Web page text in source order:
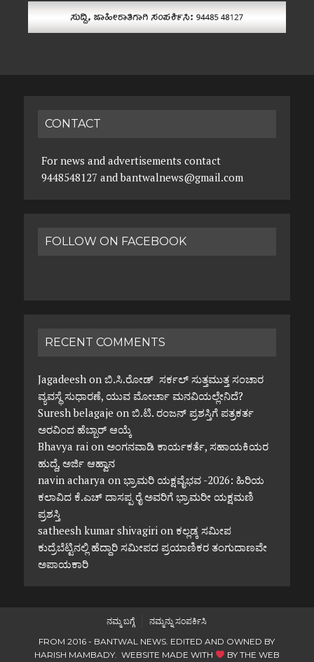
CONTACT
For news and advertisements contact
9448548127 and bantwalnews@gmail.com
FOLLOW ON FACEBOOK
RECENT COMMENTS
Jagadeeshon ಬಿ.ಸಿ.ರೋಡ್ ಸರ್ಕಲ್ ಸುತ್ತಮುತ್ತ ಸಂಚಾರ
ವ್ಯವಸ್ಥೆ ಸುಧಾರಣೆ, ಯುವ ಮೋರ್ಚಾ ಮನವಿಯಲ್ಲೇನಿದೆ?
Suresh belagaje on ಬಿ.ಟಿ. ರಂಜನ್ ಪ್ರಶಸ್ತಿಗೆ ಪತ್ರಕರ್ತ
ಅರವಿಂದ ಹೆಬ್ಬಾರ್ ಆಯ್ಕೆ
Bhavya raion ಅಂಗನವಾಡಿ ಕಾರ್ಯಕರ್ತೆ, ಸಹಾಯಕಿಯರ
ಹುದ್ದೆ, ಅರ್ಜಿ ಆಹ್ವಾನ
navin acharya on ಭ್ರಾಮರಿ ಯಕ್ಷವೈಭವ -2026: ಹಿರಿಯ
ಕಲಾವಿದ ಕೆ.ಎಚ್ ದಾಸಪ್ಪ ರೈ ಅವರಿಗೆ ಭ್ರಾಮರೀ ಯಕ್ಷಮಣಿ
ಪ್ರಶಸ್ತಿ
satheesh kumar shivagirion ಕಲ್ಲಡ್ಕ ಸಮೀಪ
ಕುದ್ರೆಬೆಟ್ಟಿನಲ್ಲಿ ಹೆದ್ದಾರಿ ಸಮೀಪದ ಪ್ರಯಾಣಿಕರ ತಂಗುದಾಣವೇ
ಅಪಾಯಕಾರಿ
ನಮ್ಮ ಬಗ್ಗೆ
ನಮ್ಮನ್ನು ಸಂಪರ್ಕಿಸಿ
FROM 2016 - BANTWAL NEWS. EDITED AND OWNED BY
HARISH MAMBADY. WEBSITE MADE WITH
BY THE WEB